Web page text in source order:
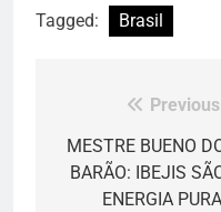
Tagged: Brasil
Navegação
de
Post
MESTRE BUENO
BARÃO: IBEJIS
ENERGIA